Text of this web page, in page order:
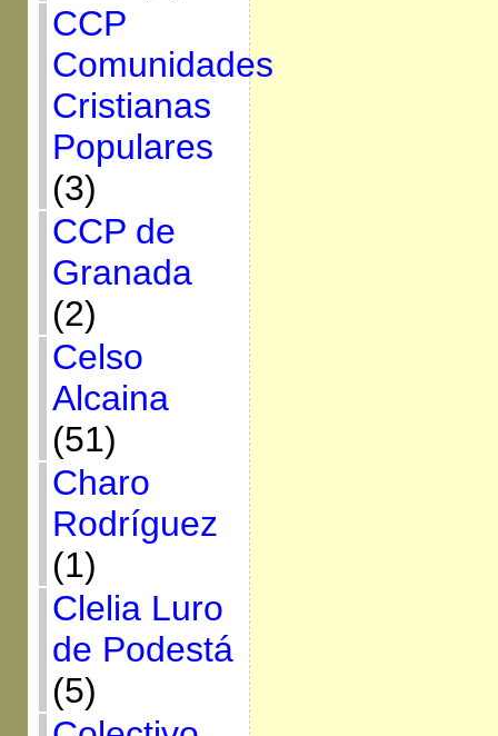
CCP
Comunidades
Cristianas
Populares
(3)
CCP de
Granada
(2)
Celso
Alcaina
(51)
Charo
Rodríguez
(1)
Clelia Luro
de Podestá
(5)